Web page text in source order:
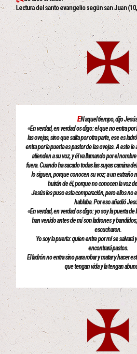
Lectura del santo evangelio según san Juan
EN aquel tiempo, dijo
«En verdad, en verdad os digo: el que no entra por
las ovejas, sino que salta por otra parte, ese es
entra por la puerta es pastor de las ovejas. A este le
atienden a su voz, y él va llamando por el
fuera. Cuando ha sacado todas las suyas camina
lo siguen, porque conocen su voz; a un extraño
huirán de él, porque no conocen la voz
Jesús les puso esta comparación, pero ellos no
hablaba. Por eso añadió
«En verdad, en verdad os digo: yo soy la puerta de
han venido antes de mí son ladrones y
escucharon.
Yo soy la puerta: quien entre por mí se salvará
encontrará pastos.
El ladrón no entra sino para robar y matar y hacer
que tengan vida y la tengan